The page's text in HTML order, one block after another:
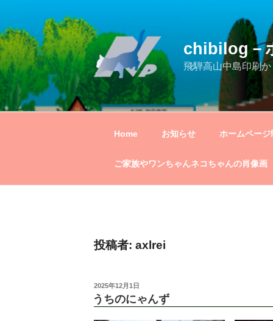
テ
ン
ツ
へ
ス
キ
chibilog－
飛騨高山中島印刷
Home お知らせ ホームページ
ご家族やワンちゃんネコちゃんの肖像画
投稿者: axlrei
投
稿
日:
2025年12月1日
うちのにゃんず